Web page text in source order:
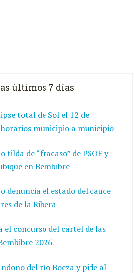
últimos 7 días
total de Sol el 12 de
municipio a municipio
tilda de “fracaso” de PSOE y
en Bembibre
denuncia el estado del cauce
de la Ribera
el concurso del cartel de las
2026
del río Boeza y pide al